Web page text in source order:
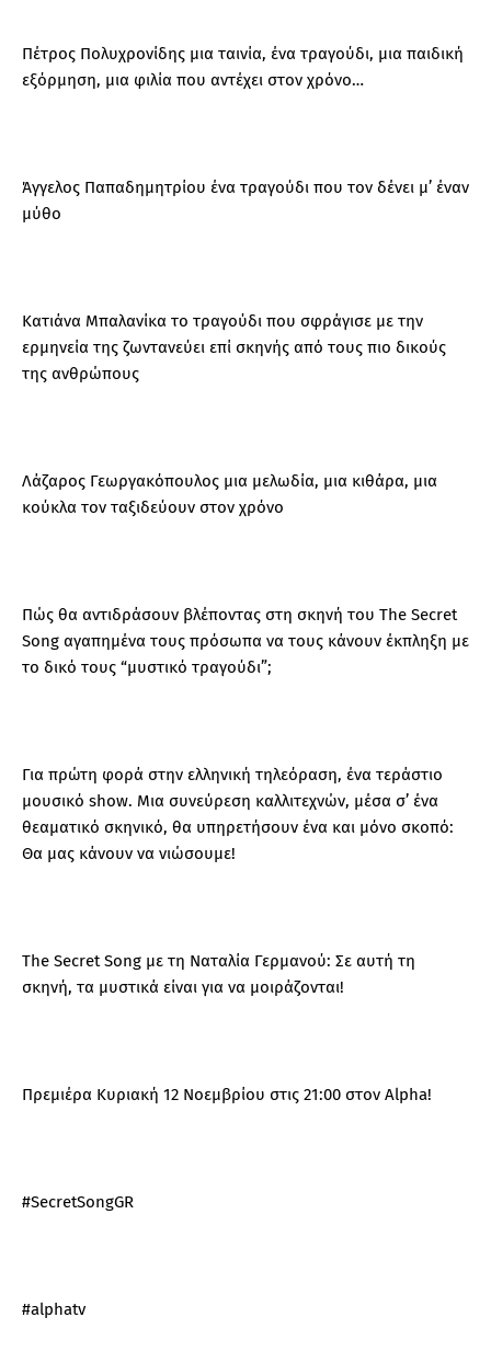
Πέτρος Πολυχρονίδης μια ταινία, ένα τραγούδι, μια παιδική
εξόρμηση, μια φιλία που αντέχει στον χρόνο…
Άγγελος Παπαδημητρίου ένα τραγούδι που τον δένει μ’ έναν
μύθο
Κατιάνα Μπαλανίκα το τραγούδι που σφράγισε με την
ερμηνεία της ζωντανεύει επί σκηνής από τους πιο δικούς
της ανθρώπους
Λάζαρος Γεωργακόπουλος μια μελωδία, μια κιθάρα, μια
κούκλα τον ταξιδεύουν στον χρόνο
Πώς θα αντιδράσουν βλέποντας στη σκηνή του The Secret
Song αγαπημένα τους πρόσωπα να τους κάνουν έκπληξη με
το δικό τους “μυστικό τραγούδι”;
Για πρώτη φορά στην ελληνική τηλεόραση, ένα τεράστιο
μουσικό show. Μια συνεύρεση καλλιτεχνών, μέσα σ’ ένα
θεαματικό σκηνικό, θα υπηρετήσουν ένα και μόνο σκοπό:
Θα μας κάνουν να νιώσουμε!
The Secret Song με τη Ναταλία Γερμανού: Σε αυτή τη
σκηνή, τα μυστικά είναι για να μοιράζονται!
Πρεμιέρα Κυριακή 12 Νοεμβρίου στις 21:00 στον Alpha!
#SecretSongGR
#alphatv